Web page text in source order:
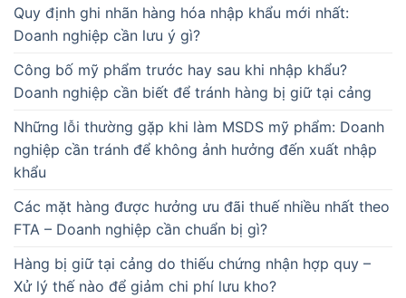
Quy định ghi nhãn hàng hóa nhập khẩu mới nhất:
Doanh nghiệp cần lưu ý gì?
Công bố mỹ phẩm trước hay sau khi nhập khẩu?
Doanh nghiệp cần biết để tránh hàng bị giữ tại cảng
Những lỗi thường gặp khi làm MSDS mỹ phẩm: Doanh
nghiệp cần tránh để không ảnh hưởng đến xuất nhập
khẩu
Các mặt hàng được hưởng ưu đãi thuế nhiều nhất theo
FTA – Doanh nghiệp cần chuẩn bị gì?
Hàng bị giữ tại cảng do thiếu chứng nhận hợp quy –
Xử lý thế nào để giảm chi phí lưu kho?